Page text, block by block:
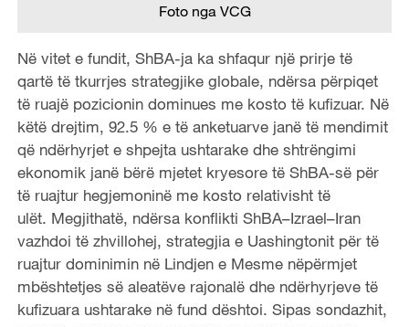
Foto nga VCG
Në vitet e fundit, ShBA-ja ka shfaqur një prirje të
qartë të tkurrjes strategjike globale, ndërsa përpiqet
të ruajë pozicionin dominues me kosto të kufizuar. Në
këtë drejtim, 92.5 % e të anketuarve janë të mendimit
që ndërhyrjet e shpejta ushtarake dhe shtrëngimi
ekonomik janë bërë mjetet kryesore të ShBA-së për
të ruajtur hegjemoninë me kosto relativisht të
ulët. Megjithatë, ndërsa konflikti ShBA–Izrael–Iran
vazhdoi të zhvillohej, strategjia e Uashingtonit për të
ruajtur dominimin në Lindjen e Mesme nëpërmjet
mbështetjes së aleatëve rajonalë dhe ndërhyrjeve të
kufizuara ushtarake në fund dështoi. Sipas sondazhit,